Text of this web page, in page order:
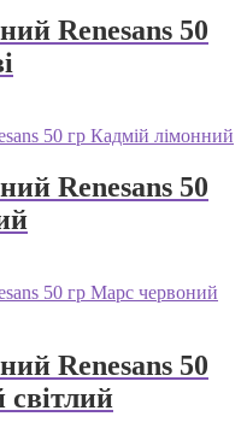
Renesans 50
Renesans 50
Renesans 50